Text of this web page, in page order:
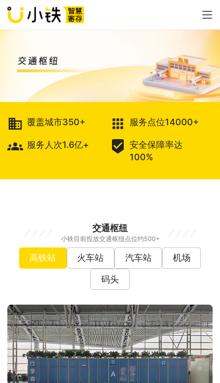
business 覆盖城市350+ apps 服务点位14000+
groups 服务人次1.6亿+ beenhere 安全保障率达
100%
交通枢纽
小铁目前投放交通枢纽点位约500+
高铁站 火车站 汽车站 机场
码头